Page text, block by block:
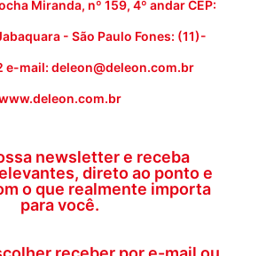
Miranda, nº 159, 4º andar CEP:
- São Paulo Fones: (11)-
e-mail: deleon@deleon.com.br
newsletter e receba
direto ao ponto e
o que realmente importa
para você.